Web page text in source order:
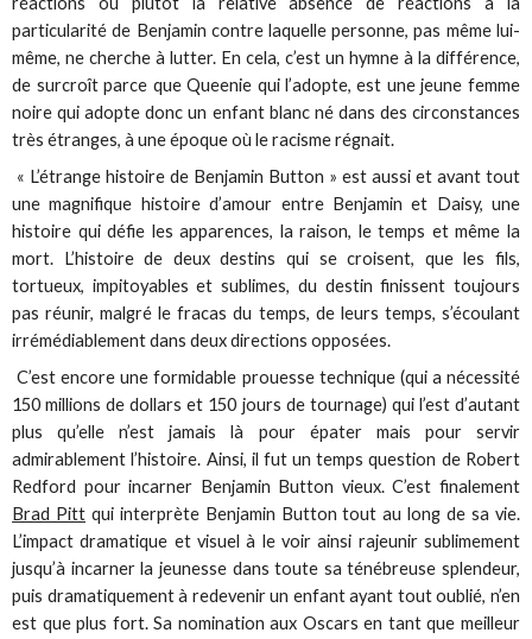
particularité de Benjamin contre laquelle personne, pas même lui-
même, ne cherche à lutter. En cela, c’est un hymne à la différence,
de surcroît parce que Queenie qui l’adopte, est une jeune femme
noire qui adopte donc un enfant blanc né dans des circonstances
très étranges, à une époque où le racisme régnait.
« L’étrange histoire de Benjamin Button » est aussi et avant tout
une magnifique histoire d’amour entre Benjamin et Daisy, une
histoire qui défie les apparences, la raison, le temps et même la
mort. L’histoire de deux destins qui se croisent, que les fils,
tortueux, impitoyables et sublimes, du destin finissent toujours
pas réunir, malgré le fracas du temps, de leurs temps, s’écoulant
irrémédiablement dans deux directions opposées.
C’est encore une formidable prouesse technique (qui a nécessité
150 millions de dollars et 150 jours de tournage) qui l’est d’autant
plus qu’elle n’est jamais là pour épater mais pour servir
admirablement l’histoire. Ainsi, il fut un temps question de Robert
Redford pour incarner Benjamin Button vieux. C’est finalement
Brad Pitt qui interprète Benjamin Button tout au long de sa vie.
L’impact dramatique et visuel à le voir ainsi rajeunir sublimement
jusqu’à incarner la jeunesse dans toute sa ténébreuse splendeur,
puis dramatiquement à redevenir un enfant ayant tout oublié, n’en
est que plus fort. Sa nomination aux Oscars en tant que meilleur